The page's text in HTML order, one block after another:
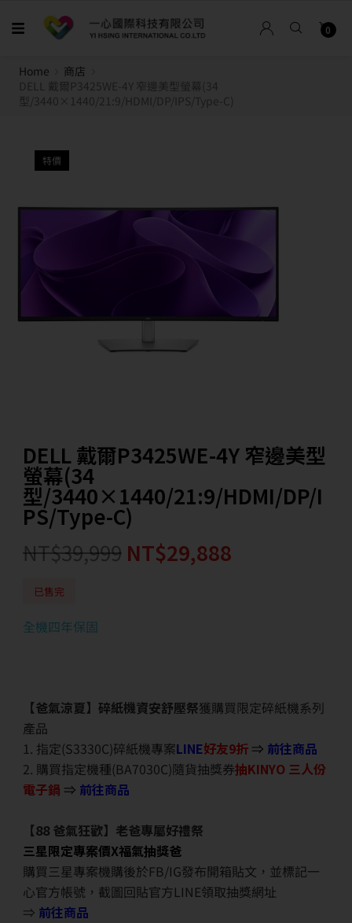
0
Home
商店
DELL 戴爾P3425WE-4Y 窄邊美型螢幕(34
型/3440×1440/21:9/HDMI/DP/IPS/Type-C)
特價
DELL 戴爾P3425WE-4Y 窄邊美型
螢幕(34
型/3440×1440/21:9/HDMI/DP/I
PS/Type-C)
NT$39,999 NT$29,888
已售完
全機四年保固
【爸氣涼夏】碎紙機資安舒壓祭獲購買限定碎紙機系列
產品
1. 指定(S3330C)碎紙機專案LINE好友9折 ⇒ 前往商品
2. 購買指定機種(BA7030C)隨貨抽獎券抽KINYO 三人份
電子鍋 ⇒ 前往商品
【88 爸氣狂歡】老爸專屬好禮祭
三星限定專案價X福氣抽獎爸
購買三星專案機購後於FB/IG發布開箱貼文，並標記一
心官方帳號，截圖回貼官方LINE領取抽獎網址
⇒ 前往商品